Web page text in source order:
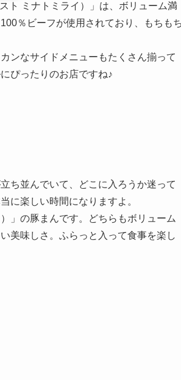
ト ミナトミライ）」は、ボリューム満
％ビーフが使用されており、もちも
ンなサイドメニューもたくさん揃って
ぴったりのお店ですね♪
ち並んでいて、どこに入ろうか迷って
に楽しい時間になりますよ。
」の豚まんです。どちらもボリューム
美味しさ。ふらっと入って食事を楽し